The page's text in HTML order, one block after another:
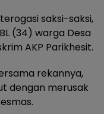
saksi-saksi,
(34) warga Desa
AKP Parikhesit.
rekannya,
dengan merusak